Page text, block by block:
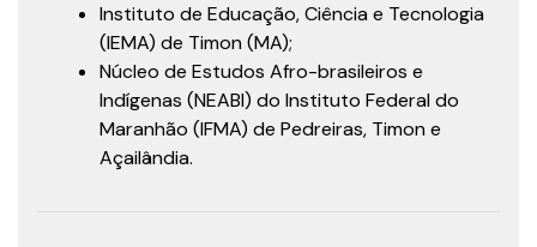
Instituto de Educação, Ciência e Tecnologia
(IEMA) de Timon (MA);
Núcleo de Estudos Afro-brasileiros e
Indígenas (NEABI) do Instituto Federal do
Maranhão (IFMA) de Pedreiras, Timon e
Açailândia.